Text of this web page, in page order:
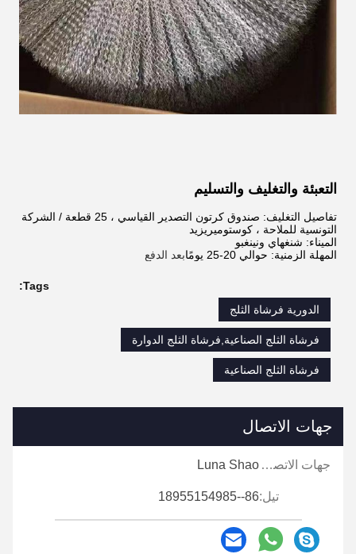
التعبئة والتغليف والتسليم
تفاصيل التغليف: صندوق كرتون التصدير القياسي ، 25 قطعة / الشركة
التونسية للملاحة ، كوستوميريزيد
الميناء: شنغهاي ونينغبو
المهلة الزمنية: حوالي 20-25 يومًا
بعد الدفع
Tags:
الدورية فرشاة الثلج
فرشاة الثلج الصناعية,فرشاة الثلج الدوارة
فرشاة الثلج الصناعية
جهات الاتصال
جهات الاتصال: Luna Shao
تيل:86--18955154985